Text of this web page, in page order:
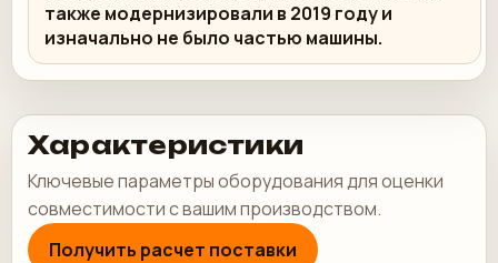
также модернизировали в 2019 году и
изначально не было частью машины.
Характеристики
Ключевые параметры оборудования для оценки
совместимости с вашим производством.
Получить расчет поставки